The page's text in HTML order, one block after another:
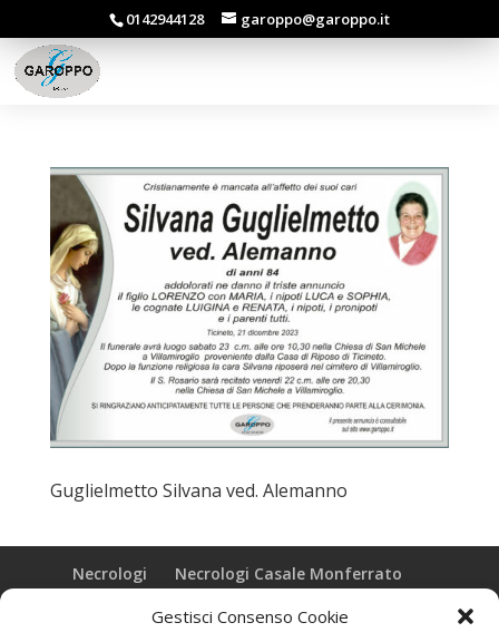
Gestisci Consenso Cookie
0142944128 garoppo@garoppo.it
Guglielmetto Silvana ved. Alemanno
Necrologi
Necrologi Casale Monferrato